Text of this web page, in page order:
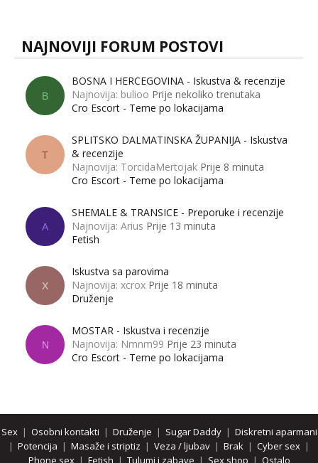
NAJNOVIJI FORUM POSTOVI
B
BOSNA I HERCEGOVINA - Iskustva & recenzije
Najnovija: bulioo Prije nekoliko trenutaka
Cro Escort - Teme po lokacijama
T
SPLITSKO DALMATINSKA ŽUPANIJA - Iskustva
& recenzije
Najnovija: TorcidaMertojak Prije 8 minuta
Cro Escort - Teme po lokacijama
A
SHEMALE & TRANSICE - Preporuke i recenzije
Najnovija: Arius Prije 13 minuta
Fetish
X
Iskustva sa parovima
Najnovija: xcrox Prije 18 minuta
Druženje
N
MOSTAR - Iskustva i recenzije
Najnovija: Nmnm99 Prije 23 minuta
Cro Escort - Teme po lokacijama
Sex| Osobni kontakti | Druženje | Sugar Daddy| Diskretni aparmani
| Potencija | Masaže i striptiz | Veza / ljubav | Brak | Cyber sex |